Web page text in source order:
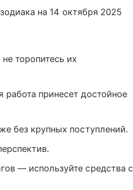
на 14 октября 2025
торопитесь их
принесет достойное
без крупных поступлений.
— используйте средства с